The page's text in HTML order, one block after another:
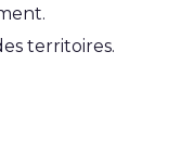
territoires.